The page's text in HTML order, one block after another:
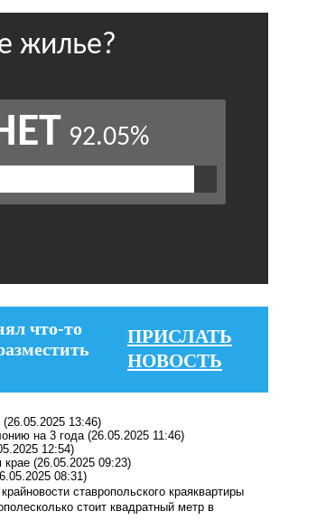
что-то
ПРИСЛАТЬ
НОВОСТЬ
(26.05.2025 13:46)
на 3 года (26.05.2025 11:46)
12:54)
крае (26.05.2025 09:23)
08:31)
новости ставропольского краяквартиры
сколько стоит квадратный метр в